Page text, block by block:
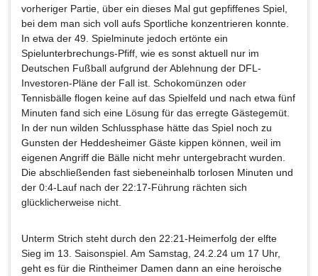
vorheriger Partie, über ein dieses Mal gut gepfiffenes Spiel,
bei dem man sich voll aufs Sportliche konzentrieren konnte.
In etwa der 49. Spielminute jedoch ertönte ein
Spielunterbrechungs-Pfiff, wie es sonst aktuell nur im
Deutschen Fußball aufgrund der Ablehnung der DFL-
Investoren-Pläne der Fall ist. Schokomünzen oder
Tennisbälle flogen keine auf das Spielfeld und nach etwa fünf
Minuten fand sich eine Lösung für das erregte Gästegemüt.
In der nun wilden Schlussphase hätte das Spiel noch zu
Gunsten der Heddesheimer Gäste kippen können, weil im
eigenen Angriff die Bälle nicht mehr untergebracht wurden.
Die abschließenden fast siebeneinhalb torlosen Minuten und
der 0:4-Lauf nach der 22:17-Führung rächten sich
glücklicherweise nicht.
Unterm Strich steht durch den 22:21-Heimerfolg der elfte
Sieg im 13. Saisonspiel. Am Samstag, 24.2.24 um 17 Uhr,
geht es für die Rintheimer Damen dann an eine heroische